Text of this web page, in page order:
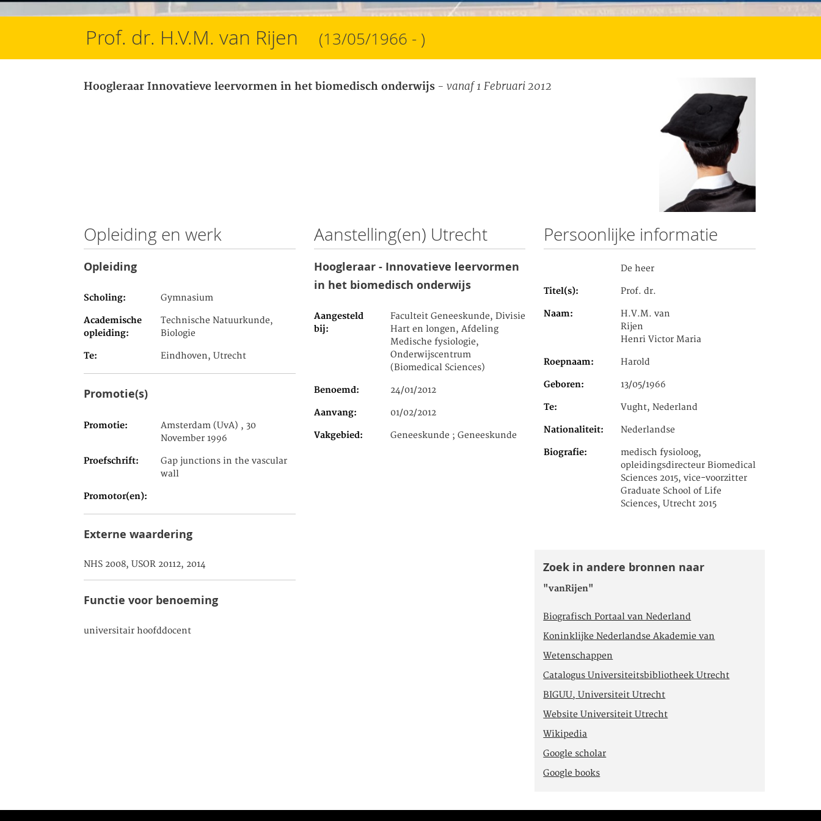
Prof. dr. H.V.M. van Rijen (13/05/1966 - )
Hoogleraar Innovatieve leervormen in het biomedisch onderwijs - vanaf 1 Februari 2012
Opleiding en werk
Opleiding
Scholing Gymnasium
Academische
opleiding
Technische Natuurkunde,
Biologie
Te Eindhoven, Utrecht
Promotie(s)
Promotie
Amsterdam (UvA) , 30
November 1996
Proefschrift
Gap junctions in the vascular
wall
Promotor(en)
Externe waardering
NHS 2008, USOR 20112, 2014
Functie voor benoeming
universitair hoofddocent
Aanstelling(en) Utrecht
Hoogleraar - Innovatieve leervormen
in het biomedisch onderwijs
Aangesteld
bij
Faculteit Geneeskunde, Divisie
Hart en longen, Afdeling
Medische fysiologie,
Onderwijscentrum
(Biomedical Sciences)
Benoemd 24/01/2012
Aanvang 01/02/2012
Vakgebied Geneeskunde ; Geneeskunde
Persoonlijke informatie
De heer
Titel(s) Prof. dr.
Naam
H.V.M. van
Rijen
Henri Victor Maria
Roepnaam Harold
Geboren 13/05/1966
Te Vught, Nederland
Nationaliteit Nederlandse
Biografie
medisch fysioloog,
opleidingsdirecteur Biomedical
Sciences 2015, vice-voorzitter
Graduate School of Life
Sciences, Utrecht 2015
Zoek in andere bronnen naar
"vanRijen"
Biografisch Portaal van Nederland
Koninklijke Nederlandse Akademie van
Wetenschappen
Catalogus Universiteitsbibliotheek Utrecht
BIGUU, Universiteit Utrecht
Website Universiteit Utrecht
Wikipedia
Google scholar
Google books